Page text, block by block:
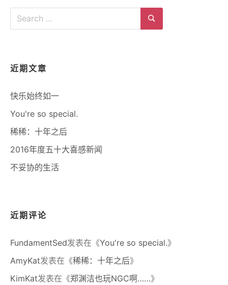
Search
Search
近期文章
快乐始终如一
You're so special.
稀稀：十年之后
2016年度五十大喜感新闻
不妥协的生活
近期评论
FundamentSed发表在《You're so special.》
AmyKat发表在《稀稀：十年之后》
KimKat发表在《郑渊洁也玩NGC啊……》